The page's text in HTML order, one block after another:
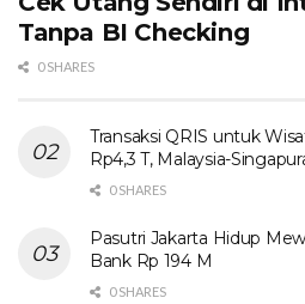
Tanpa BI Checking
0 SHARES
Transaksi QRIS untuk
Rp4,3 T, Malaysia-
0 SHARES
Pasutri Jakarta Hidup
Bank Rp 194 M
0 SHARES